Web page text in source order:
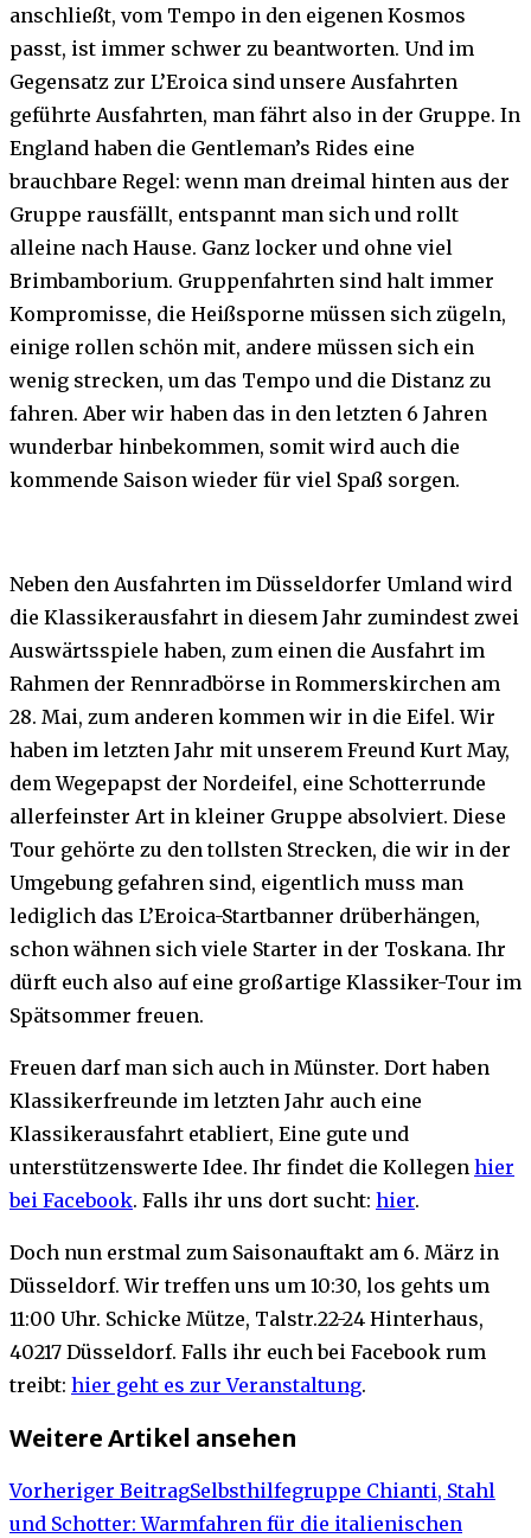
anschließt, vom Tempo in den eigenen Kosmos
passt, ist immer schwer zu beantworten. Und im
Gegensatz zur L’Eroica sind unsere Ausfahrten
geführte Ausfahrten, man fährt also in der Gruppe. In
England haben die Gentleman’s Rides eine
brauchbare Regel: wenn man dreimal hinten aus der
Gruppe rausfällt, entspannt man sich und rollt
alleine nach Hause. Ganz locker und ohne viel
Brimbamborium. Gruppenfahrten sind halt immer
Kompromisse, die Heißsporne müssen sich zügeln,
einige rollen schön mit, andere müssen sich ein
wenig strecken, um das Tempo und die Distanz zu
fahren. Aber wir haben das in den letzten 6 Jahren
wunderbar hinbekommen, somit wird auch die
kommende Saison wieder für viel Spaß sorgen.
Neben den Ausfahrten im Düsseldorfer Umland wird
die Klassikerausfahrt in diesem Jahr zumindest zwei
Auswärtsspiele haben, zum einen die Ausfahrt im
Rahmen der Rennradbörse in Rommerskirchen am
28. Mai, zum anderen kommen wir in die Eifel. Wir
haben im letzten Jahr mit unserem Freund Kurt May,
dem Wegepapst der Nordeifel, eine Schotterrunde
allerfeinster Art in kleiner Gruppe absolviert. Diese
Tour gehörte zu den tollsten Strecken, die wir in der
Umgebung gefahren sind, eigentlich muss man
lediglich das L’Eroica-Startbanner drüberhängen,
schon wähnen sich viele Starter in der Toskana. Ihr
dürft euch also auf eine großartige Klassiker-Tour im
Spätsommer freuen.
Freuen darf man sich auch in Münster. Dort haben
Klassikerfreunde im letzten Jahr auch eine
Klassikerausfahrt etabliert, Eine gute und
unterstützenswerte Idee. Ihr findet die Kollegen hier
bei Facebook. Falls ihr uns dort sucht: hier.
Doch nun erstmal zum Saisonauftakt am 6. März in
Düsseldorf. Wir treffen uns um 10:30, los gehts um
11:00 Uhr. Schicke Mütze, Talstr.22-24 Hinterhaus,
40217 Düsseldorf. Falls ihr euch bei Facebook rum
treibt: hier geht es zur Veranstaltung.
Weitere Artikel ansehen
Vorheriger BeitragSelbsthilfegruppe Chianti, Stahl
und Schotter: Warmfahren für die italienischen